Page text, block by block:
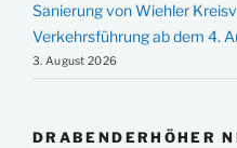
Sanierung von Wiehler
Verkehrsführung ab dem 4.
3. August 2026
DRABENDERHÖHER